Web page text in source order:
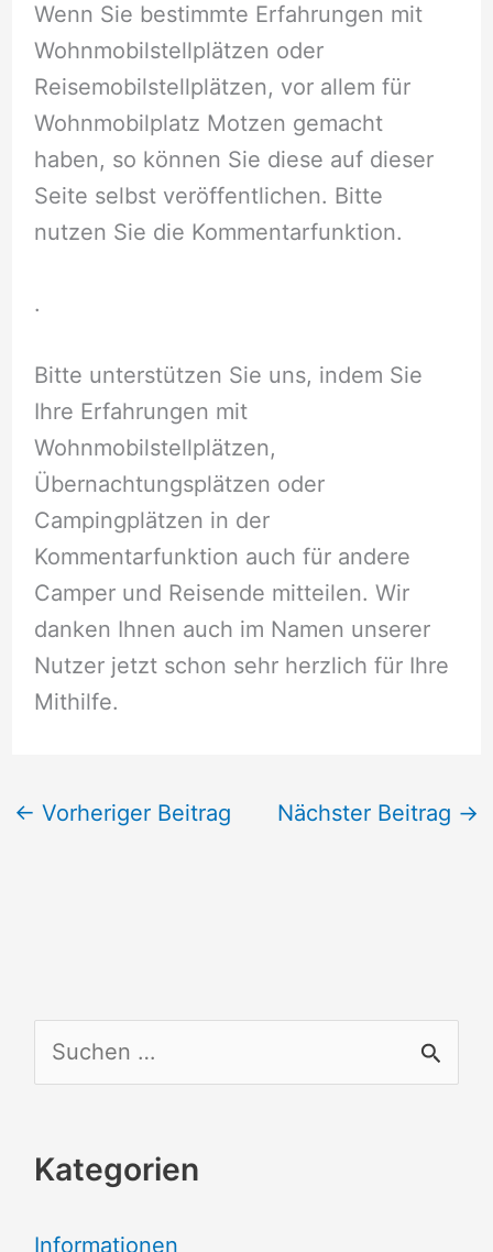
Wenn Sie bestimmte Erfahrungen mit
Wohnmobilstellplätzen oder
Reisemobilstellplätzen, vor allem für
Wohnmobilplatz Motzen gemacht
haben, so können Sie diese auf dieser
Seite selbst veröffentlichen. Bitte
nutzen Sie die Kommentarfunktion.
.
Bitte unterstützen Sie uns, indem Sie
Ihre Erfahrungen mit
Wohnmobilstellplätzen,
Übernachtungsplätzen oder
Campingplätzen in der
Kommentarfunktion auch für andere
Camper und Reisende mitteilen. Wir
danken Ihnen auch im Namen unserer
Nutzer jetzt schon sehr herzlich für Ihre
Mithilfe.
← Vorheriger Beitrag Nächster Beitrag →
u
h
Kategorien
Informationen